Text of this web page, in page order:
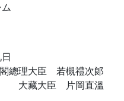
總理大臣 若槻禮次郞
大藏大臣 片岡直溫